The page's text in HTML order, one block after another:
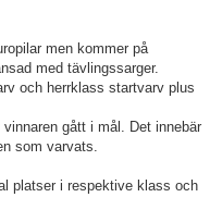
men kommer på
med tävlingssarger.
och herrklass startvarv plus
gått i mål. Det innebär
som varvats.
platser i respektive klass och